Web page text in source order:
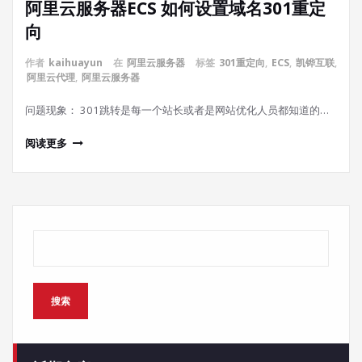
阿里云服务器ECS 如何设置域名301重定
向
作者 kaihuayun 在 阿里云服务器 标签 301重定向, ECS, 凯铧互联,
阿里云代理, 阿里云服务器
问题现象： 301跳转是每一个站长或者是网站优化人员都知道的…
阅读更多
搜索